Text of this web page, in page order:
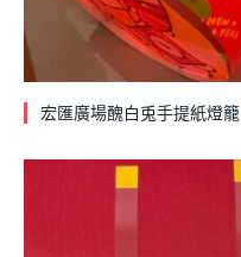
宏匯廣場醜白兎手提紙燈籠